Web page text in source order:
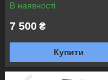
В наявності
7 500 ₴
Купити